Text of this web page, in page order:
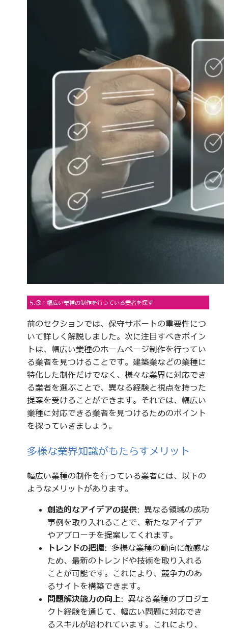
5.③：幅広い業種の制作を行っている業者を探す
前のセクションでは、保守サポートの重要性につ
いて詳しく解説しました。次に注目すべきポイン
トは、幅広い業種のホームページ制作を行ってい
る業者を見つけることです。建築業などの業種に
特化した制作だけでなく、様々な業界に対応でき
る業者を選ぶことで、異なる経験と視点を持った
提案を受けることができます。それでは、幅広い
業種に対応できる業者を見つけるためのポイント
を探っていきましょう。
多様な業界知識がもたらすメリット
幅広い業種の制作を行っている業者には、以下の
ようなメリットがあります。
創造的なアイデアの提供: 異なる領域の成功
事例を取り入れることで、新たなアイデア
やアプローチを提案してくれます。
トレンドの把握: 多様な業種の動向に敏感な
ため、最新のトレンドや技術を取り入れる
ことが可能です。これにより、競争力のあ
るサイトを構築できます。
問題解決能力の向上: 異なる業種のプロジェ
クト経験を通じて、幅広い問題に対応でき
るスキルが培われています。これにより、